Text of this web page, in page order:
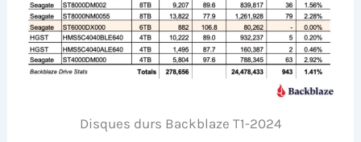
Disques durs Backblaze T1-2024